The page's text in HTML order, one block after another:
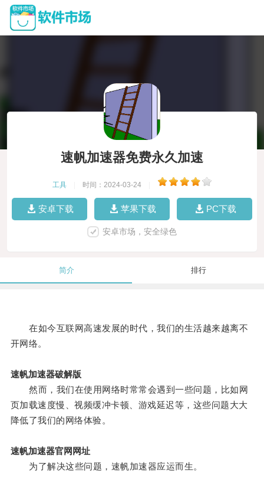
速帆加速器免费永久加速
工具 时间：2024-03-24
安卓下载 苹果下载 PC下载
安卓市场，安全绿色
简介 排行
在如今互联网高速发展的时代，我们的生活越来越离不
开网络。
速帆加速器破解版
然而，我们在使用网络时常常会遇到一些问题，比如网
页加载速度慢、视频缓冲卡顿、游戏延迟等，这些问题大大
降低了我们的网络体验。
速帆加速器官网网址
为了解决这些问题，速帆加速器应运而生。